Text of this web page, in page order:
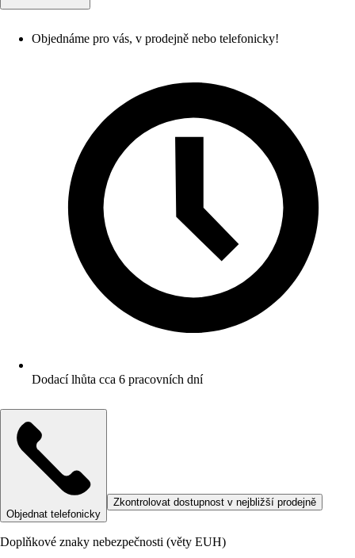
Objednáme pro vás, v prodejně nebo telefonicky!
Dodací lhůta cca 6 pracovních dní
Objednat telefonicky
Zkontrolovat dostupnost v nejbližší prodejně
Doplňkové znaky nebezpečnosti (věty EUH)